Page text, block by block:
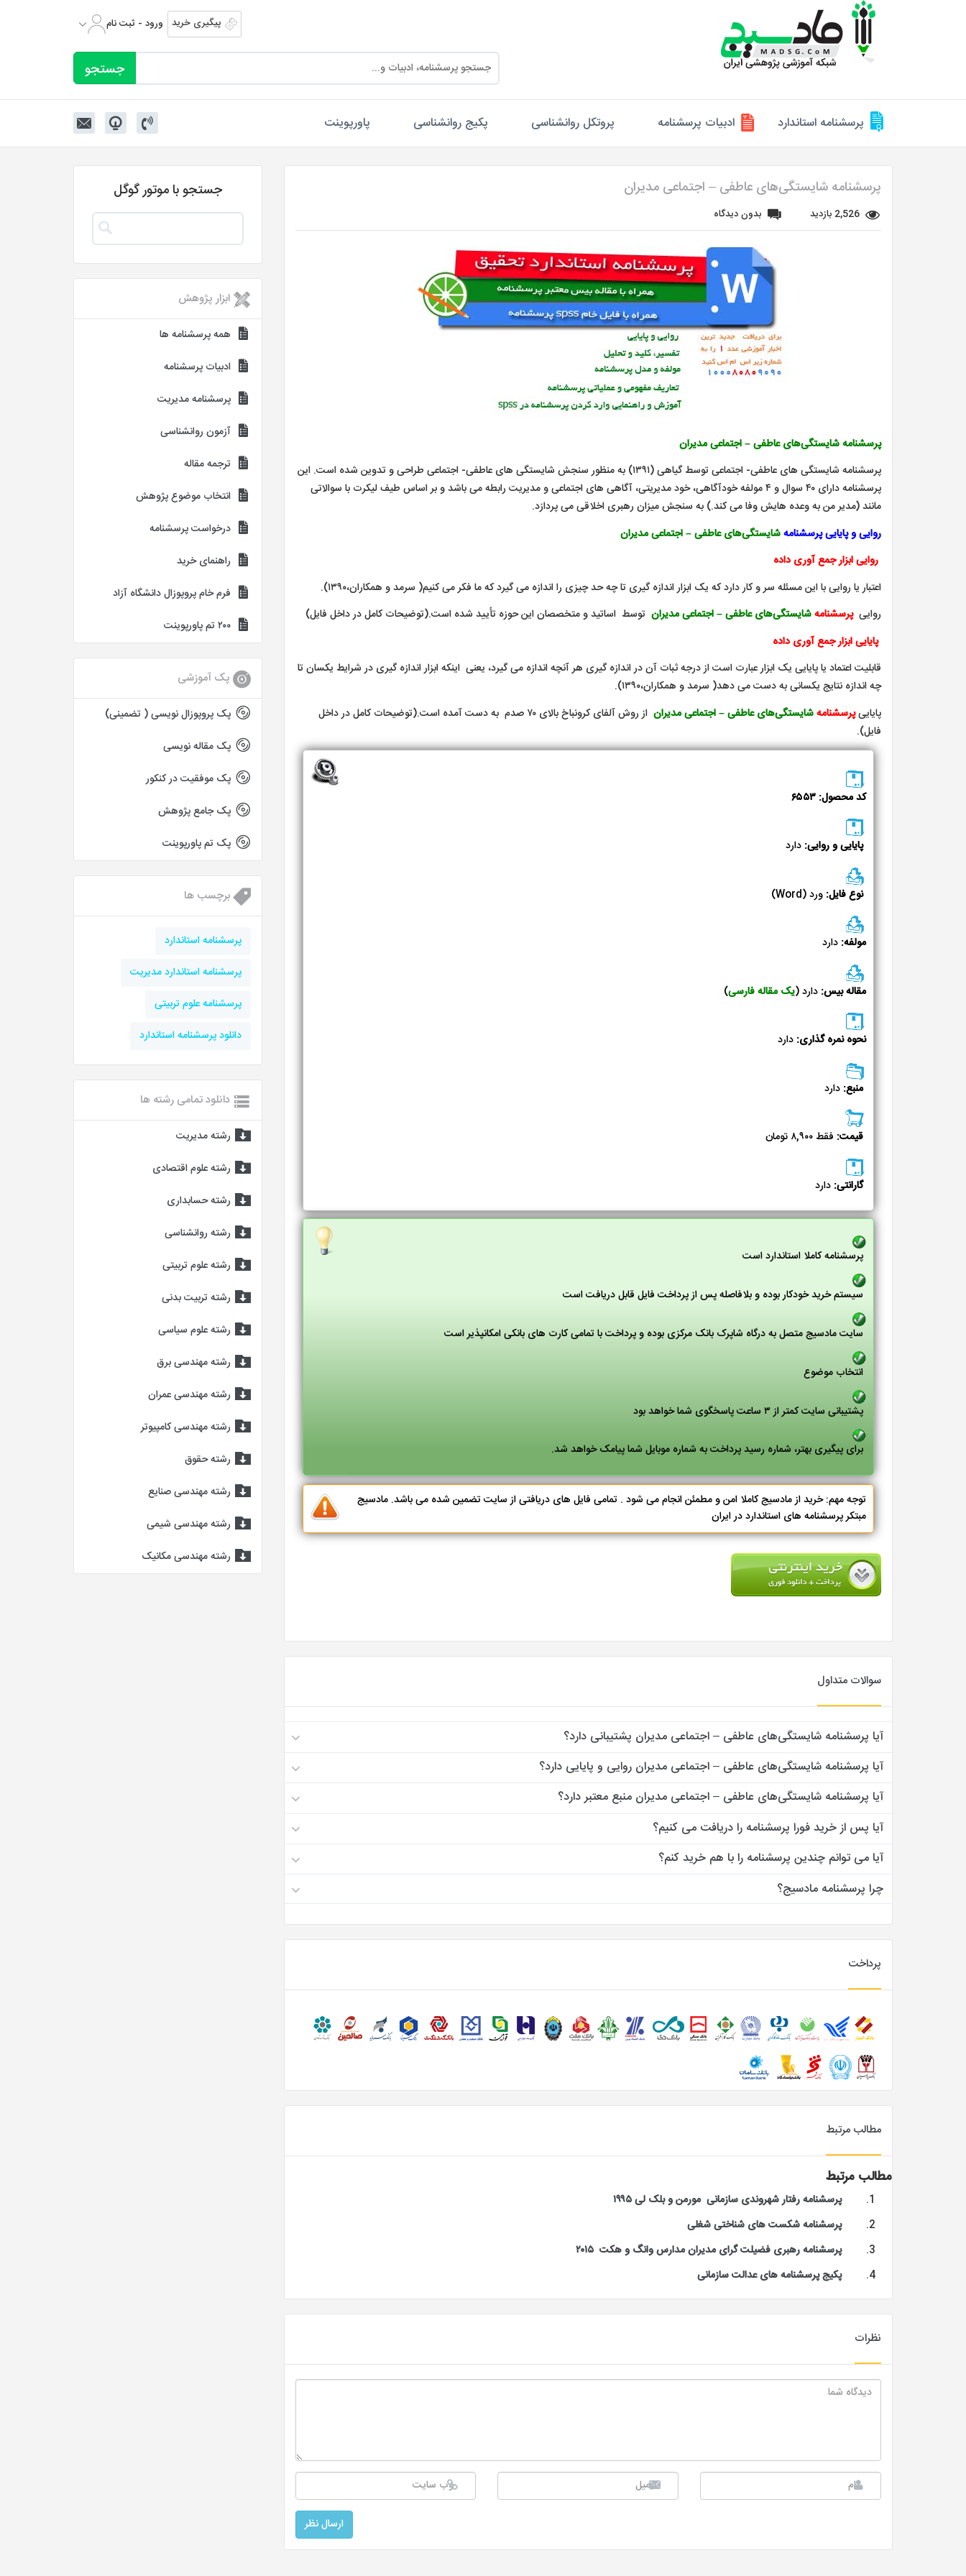
پیگیری خرید ورود - ثبت نام
پرسشنامه استاندارد ادبیات پرسشنامه پروتکل روانشناسی پکیج روانشناسی پاورپوینت
پرسشنامه شایستگی‌های عاطفی – اجتماعی مدیران
2,526 بازدید بدون دیدگاه
پرسشنامه شایستگی‌های عاطفی –اجتماعی مدیران
پرسشنامه شایستگی های عاطفی- اجتماعی توسط گیاهی (۱۳۹۱) به منظور سنجش شایستگی های عاطفی- اجتماعی طراحی و تدوین شده است. این
پرسشنامه دارای ۴۰ سوال و ۴ مولفه خودآگاهی، خود مدیریتی، آگاهی های اجتماعی و مدیریت رابطه می باشد و بر اساس طیف لیکرت با سوالاتی
مانند (مدیر من به وعده هایش وفا می کند.) به سنجش میزان رهبری اخلاقی می پردازد.
روایی و پایایی پرسشنامهشایستگی‌های عاطفی –اجتماعی مدیران
روایی ابزار جمع آوری داده
اعتبار یا روایی با این مسئله سر و کار دارد که یک ابزار اندازه گیری تا چه حد چیزی را اندازه می گیرد که ما فکر می کنیم( سرمد و همکاران،۱۳۹۰).
رواییپرسشنامهشایستگی‌های عاطفی –اجتماعی مدیران توسط اساتید و متخصصان این حوزه تأیید شده است.(توضیحات کامل در داخل فایل)
پایایی ابزار جمع آوری داده
قابلیت اعتماد یا پایایی یک ابزار عبارت است از درجه ثبات آن در اندازه گیری هر آنچه اندازه می گیرد، یعنی اینکه ابزار اندازه گیری در شرایط یکسان تا
چه اندازه نتایج یکسانی به دست می دهد( سرمد و همکاران،۱۳۹۰).
پایاییپرسشنامهشایستگی‌های عاطفی –اجتماعی مدیران
از روش آلفای کرونباخ بالای ۷۰ صدم به دست آمده است.(توضیحات کامل در داخل
فایل).
کد محصول: ۶۵۵۳
پایایی و روایی: دارد
نوع فایل: ورد (Word)
مولفه: دارد
مقاله بیس: دارد (یک مقاله فارسی)
نحوه نمره گذاری: دارد
منبع: دارد
قیمت: فقط ۸,۹۰۰ تومان
گارانتی: دارد
پرسشنامه کاملا استاندارد است
سیستم خرید خودکار بوده و بلافاصله پس از پرداخت فایل قابل دریافت است
سایت مادسیج متصل به درگاه شاپرک بانک مرکزی بوده و پرداخت با تمامی کارت های بانکی امکانپذیر است
انتخاب موضوع
پشتیبانی سایت کمتر از ۳ ساعت پاسخگوی شما خواهد بود
برای پیگیری بهتر، شماره رسید پرداخت به شماره موبایل شما پیامک خواهد شد.
توجه مهم: خرید از مادسیج کاملا امن و مطمئن انجام می شود . تمامی فایل های دریافتی از سایت تضمین شده می باشد. مادسیج
مبتکر پرسشنامه های استاندارد در ایران
سوالات متداول
آیا پرسشنامه شایستگی‌های عاطفی – اجتماعی مدیران پشتیبانی دارد؟
آیا پرسشنامه شایستگی‌های عاطفی – اجتماعی مدیران روایی و پایایی دارد؟
آیا پرسشنامه شایستگی‌های عاطفی – اجتماعی مدیران منبع معتبر دارد؟
آیا پس از خرید فورا پرسشنامه را دریافت می کنیم؟
آیا می توانم چندین پرسشنامه را با هم خرید کنم؟
چرا پرسشنامه مادسیج؟
پرداخت
مطالب مرتبط
مطالب مرتبط
پرسشنامه رفتار شهروندی سازمانی مورمن و بلک لی ۱۹۹۵
پرسشنامه شکست های شناختی شغلی
پرسشنامه رهبری فضیلت گرای مدیران مدارس وانگ و هکت ۲۰۱۵
پکیج پرسشنامه های عدالت سازمانی
نظرات
جستجو با موتور گوگل
ابزار پژوهش
همه پرسشنامه ها
ادبیات پرسشنامه
پرسشنامه مدیریت
آزمون روانشناسی
ترجمه مقاله
انتخاب موضوع پژوهش
درخواست پرسشنامه
راهنمای خرید
فرم خام پروپوزال دانشگاه آزاد
۲۰۰ تم پاورپوینت
پک آموزشی
پک پروپوزال نویسی ( تضمینی)
پک مقاله نویسی
پک موفقیت در کنکور
پک جامع پژوهش
پک تم پاورپوینت
برچسب ها
پرسشنامه استاندارد
پرسشنامه استاندارد مدیریت
پرسشنامه علوم تربیتی
دانلود پرسشنامه استاندارد
دانلود تمامی رشته ها
رشته مدیریت
رشته علوم اقتصادی
رشته حسابداری
رشته روانشناسی
رشته علوم تربیتی
رشته تربیت بدنی
رشته علوم سیاسی
رشته مهندسی برق
رشته مهندسی عمران
رشته مهندسی کامپیوتر
رشته حقوق
رشته مهندسی صنایع
رشته مهندسی شیمی
رشته مهندسی مکانیک